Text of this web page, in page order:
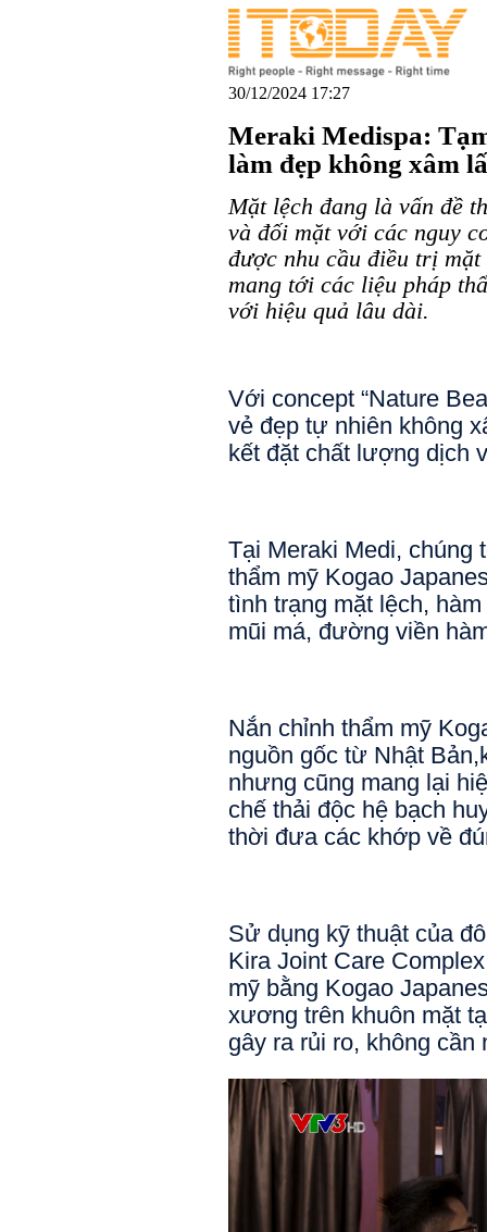
30/12/2024 17:27
Meraki Medispa:
làm đẹp không xâm
Mặt lệch đang là vấn đề
và đối mặt với các nguy
được nhu cầu điều trị
mang tới các liệu pháp
với hiệu quả lâu dài.
Với concept “Nature
vẻ đẹp tự nhiên không
kết đặt chất lượng dịch
Tại Meraki Medi, chúng
thẩm mỹ Kogao
tình trạng mặt lệch,
mũi má, đường viền
Nắn chỉnh thẩm mỹ
nguồn gốc từ Nhật
nhưng cũng mang lại
chế thải độc hệ bạch
thời đưa các khớp về
Sử dụng kỹ thuật của
Kira Joint Care
mỹ bằng Kogao
xương trên khuôn mặt
gây ra rủi ro, không cần